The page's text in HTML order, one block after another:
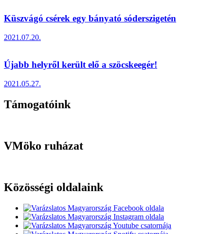
Küszvágó csérek egy bányató sóderszigetén
2021.07.20.
Újabb helyről került elő a szöcskeegér!
2021.05.27.
Támogatóink
VMöko ruházat
Közösségi oldalaink